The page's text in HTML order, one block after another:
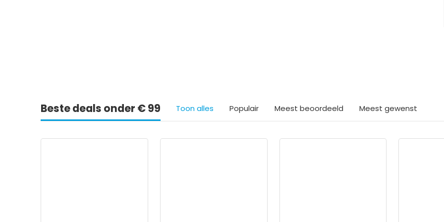
Beste deals onder € 99 Toon alles Populair Meest beoordeeld Meest gewenst